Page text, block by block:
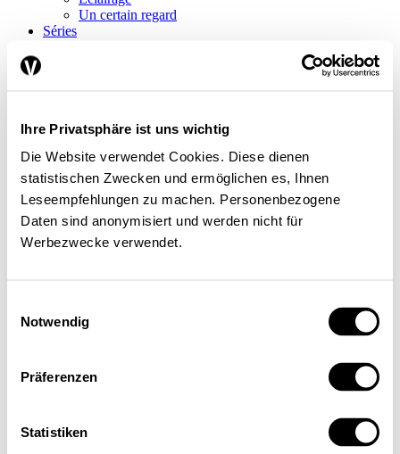
Ihre Privatsphäre ist uns wichtig
Die Website verwendet Cookies. Diese dienen
statistischen Zwecken und ermöglichen es, Ihnen
Leseempfehlungen zu machen. Personenbezogene
Daten sind anonymisiert und werden nicht für
Werbezwecke verwendet.
Notwendig
Präferenzen
Statistiken
Un certain regard
Séries
Services
Éditions imprimées
Qui sommes-nous?
Contact
Protection des données/Conditions d’utilisation
Impressum
Prochain dossier
FR
Rechercher
Abonnements